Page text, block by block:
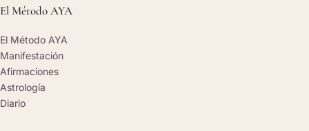
El Método AYA
El Método AYA
Manifestación
Afirmaciones
Astrología
Diario